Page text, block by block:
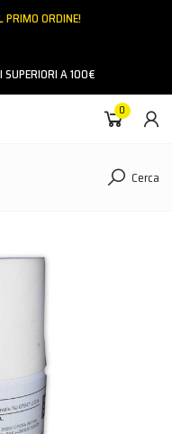
PRIMO ORDINE!
SUPERIORI A 100€
0
Cerca